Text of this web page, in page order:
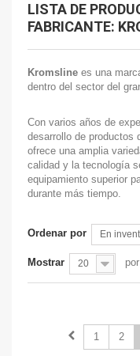
LISTA DE
FABRICANTE:
Kromsline es una
dentro del sector del
Con varios años de
desarrollo de productos
ofrece una amplia
calidad y la tecnología
equipamiento superior
durante más tiempo.
Ordenar por En
Mostrar 20
1 2